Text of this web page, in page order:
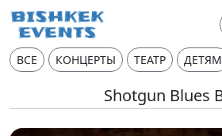
ВСЕ КОНЦЕРТЫ ТЕАТР ДЕТЯМ
Shotgun Blues